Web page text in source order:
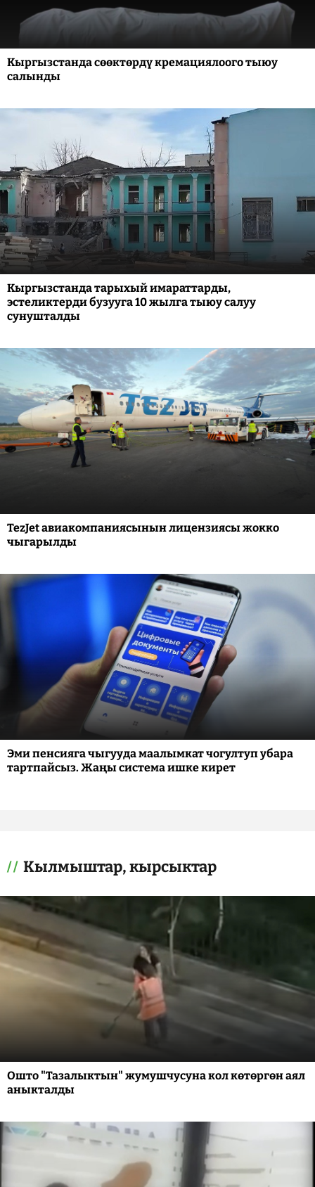
Кыргызстанда сөөктөрдү кремациялоого тыюу
салынды
Кыргызстанда тарыхый имараттарды,
эстеликтерди бузууга 10 жылга тыюу салуу
сунушталды
TezJet авиакомпаниясынын лицензиясы жокко
чыгарылды
Эми пенсияга чыгууда маалымкат чогултуп убара
тартпайсыз. Жаңы система ишке кирет
Кылмыштар, кырсыктар
Ошто "Тазалыктын" жумушчусуна кол көтөргөн аял
аныкталды